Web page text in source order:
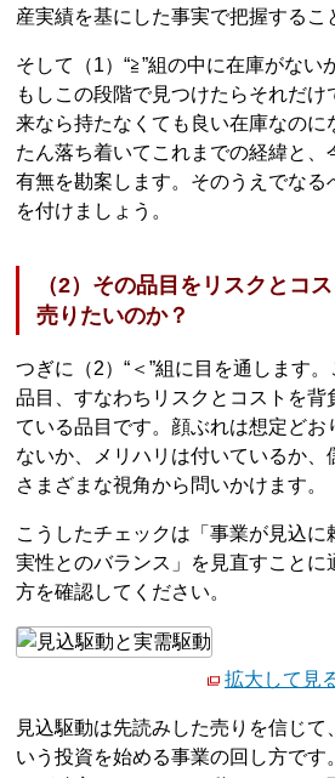
産実績を基にした事実で把握するこ
そして（1）“≧”組の中に在庫がない
もしこの段階で見つけたらそれだ
来なら持たなくても良い在庫なのに
たん落ち着いてこれまでの経緯と、
有無を勘案します。そのうえでなる
を付けましょう。
（2）その品目をリスクとコ
売りたいのか？
つぎに（2）“＜”組に目を通します
品目、すなわちリスクとコストを背
ている品目です。顔ぶれは想定どお
ないか、メリハリは付いているか、
さまざまな視角から問いかけます。
こうしたチェックは「事業が見込に
実性とのバランス」を見直すことに
方を確認してください。
拡大して見
見込駆動は先読みした売りを信じて
いう投資を始める事業の回し方です